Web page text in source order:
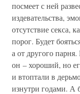
посмеет с ней
издевательства,
отсутствие секса,
порог. Будет
а от другого
он – хороший, но
и втоптали в
изнутри годами. А